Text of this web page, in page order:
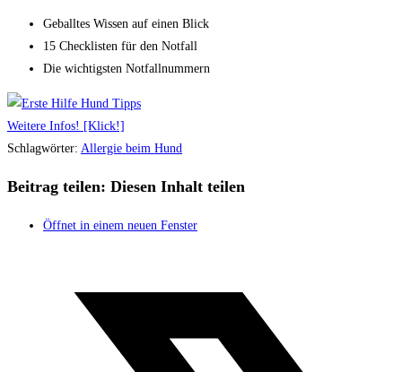
Geballtes Wissen auf einen Blick
15 Checklisten für den Notfall
Die wichtigsten Notfallnummern
Weitere Infos! [Klick!]
Schlagwörter: Allergie beim Hund
Beitrag teilen: Diesen Inhalt teilen
Öffnet in einem neuen Fenster